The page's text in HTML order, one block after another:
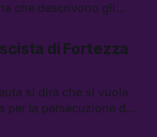
che descrivono gli
dei carburanti
sono stati arrestati
di Fortezza
si dirà che si vuole
per la persecuzione dei